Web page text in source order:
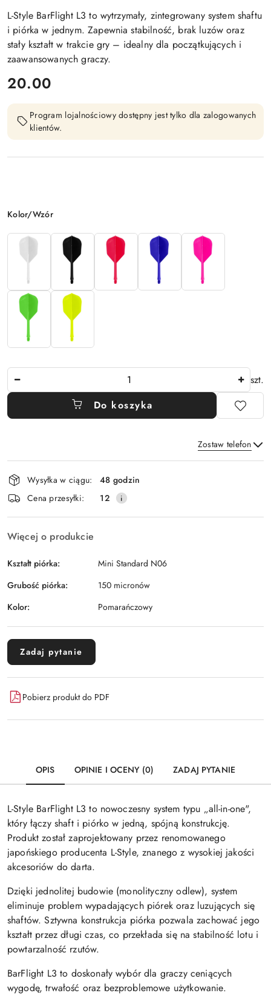
L-Style BarFlight L3 to wytrzymały, zintegrowany system shaftu
i piórka w jednym. Zapewnia stabilność, brak luzów oraz
stały kształt w trakcie gry – idealny dla początkujących i
zaawansowanych graczy.
cena:
20.00
Program lojalnościowy dostępny jest tylko dla zalogowanych
klientów.
Wariant
Kolor/Wzór
szt.
Do koszyka
Zostaw telefon
Wyślij
Dostępność
i
dostawa
Wysyłka w ciągu:
48 godzin
Cena przesyłki:
12
Więcej o produkcie
Kształt piórka:
Mini Standard N06
Grubość piórka:
150 micronów
Kolor:
Pomarańczowy
Zadaj pytanie
Pobierz produkt do PDF
OPIS OPINIE I OCENY (0) ZADAJ PYTANIE
L-Style BarFlight L3 to nowoczesny system typu „all-in-one",
który łączy shaft i piórko w jedną, spójną konstrukcję.
Produkt został zaprojektowany przez renomowanego
japońskiego producenta L-Style, znanego z wysokiej jakości
akcesoriów do darta.
Dzięki jednolitej budowie (monolityczny odlew), system
eliminuje problem wypadających piórek oraz luzujących się
shaftów. Sztywna konstrukcja piórka pozwala zachować jego
kształt przez długi czas, co przekłada się na stabilność lotu i
powtarzalność rzutów.
BarFlight L3 to doskonały wybór dla graczy ceniących
wygodę, trwałość oraz bezproblemowe użytkowanie.